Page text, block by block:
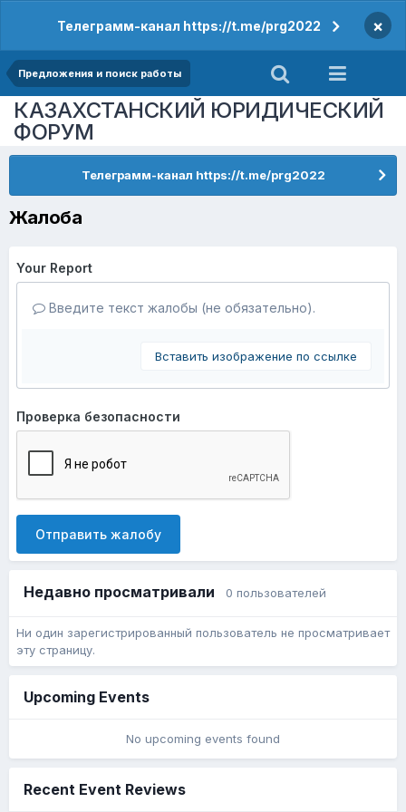
Телеграмм-канал https://t.me/prg2022 ×
Предложения и поиск работы
КАЗАХСТАНСКИЙ ЮРИДИЧЕСКИЙ
ФОРУМ
Телеграмм-канал https://t.me/prg2022
Жалоба
Your Report
Введите текст жалобы (не обязательно).
Вставить изображение по ссылке
Проверка безопасности
Отправить жалобу
Недавно просматривали 0 пользователей
Ни один зарегистрированный пользователь не просматривает
эту страницу.
Upcoming Events
No upcoming events found
Recent Event Reviews